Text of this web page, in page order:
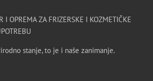
I OPREMA ZA FRIZERSKE I KOZMETIČKE
stanje, to je i naše zanimanje.